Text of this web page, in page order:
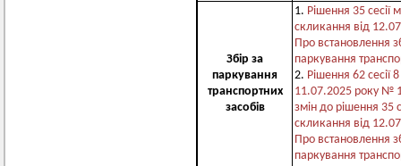
Збір за
паркування
транспортних
засобів
1. Рішення 35 сесії
скликання від
Про встановлення
паркування
2. Рішення 62 сесії
11.07.2025 року №
змін до рішення 35
скликання від
Про встановлення
паркування